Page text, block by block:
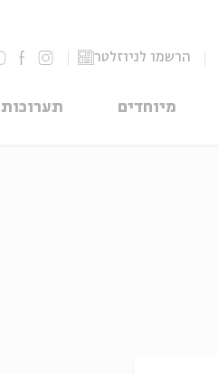
הרשמו לניוזלטר
מיוחדים תערוכות